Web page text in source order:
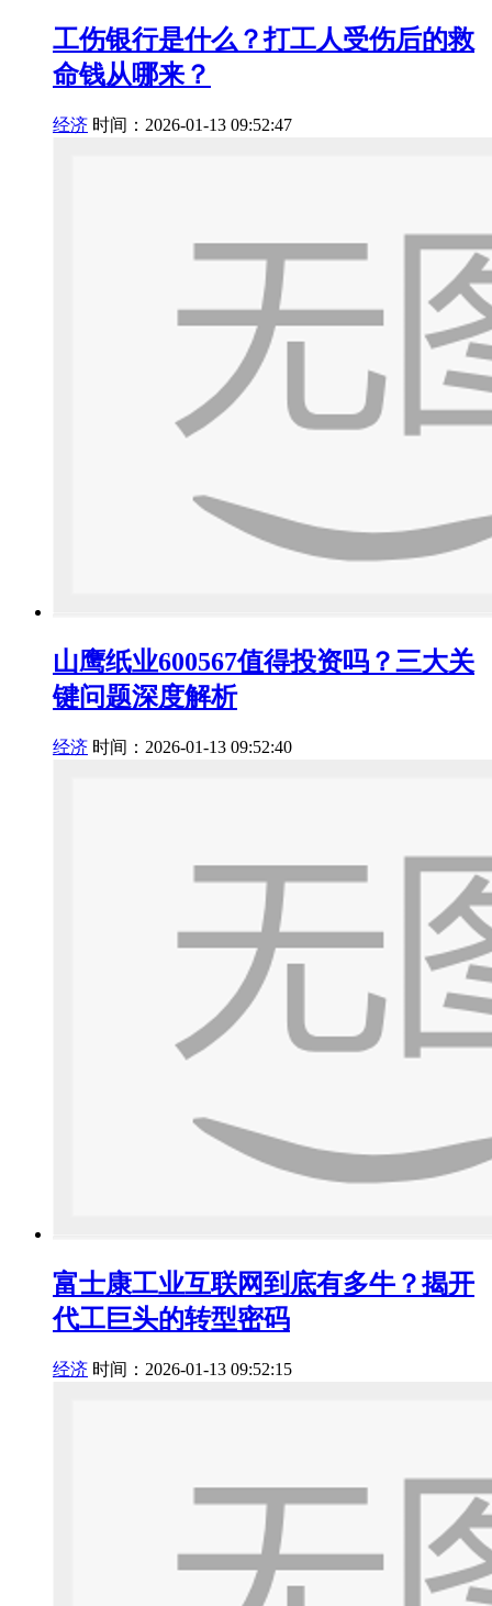
工伤银行是什么？打工人受伤后的救
命钱从哪来？
经济 时间：2026-01-13 09:52:47
山鹰纸业600567值得投资吗？三大关
键问题深度解析
经济 时间：2026-01-13 09:52:40
富士康工业互联网到底有多牛？揭开
代工巨头的转型密码
经济 时间：2026-01-13 09:52:15